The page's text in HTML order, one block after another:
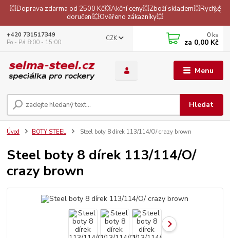
💥Doprava zdarma od 2500 Kč💥Akční ceny💥Zboží skladem💥Rychlé
doručení💥Ověřeno zákazníky💥
Menu
CZK
Hledat
+420 731517349
Po - Pá 8:00 - 15:00
0 ks
za 0,00 Kč
Úvod BOTY STEEL Steel boty 8 dírek 113/114/O/ crazy brown
Steel boty 8 dírek 113/114/O/
crazy brown